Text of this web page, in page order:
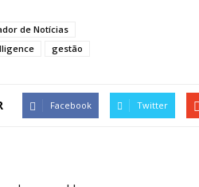
de Notícias
gestão
Facebook Twitter